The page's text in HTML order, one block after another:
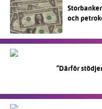
och
”Därför